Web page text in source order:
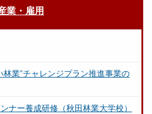
業・雇用
業”チャレンジプラン推進事業の
ナー養成研修（秋田林業大学校）